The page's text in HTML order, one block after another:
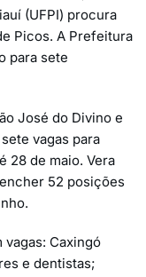
(UFPI) procura
Picos. A Prefeitura
para sete
José do Divino e
vagas para
28 de maio. Vera
52 posições
Caxingó
e dentistas;